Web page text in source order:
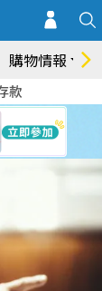
購物情報
款